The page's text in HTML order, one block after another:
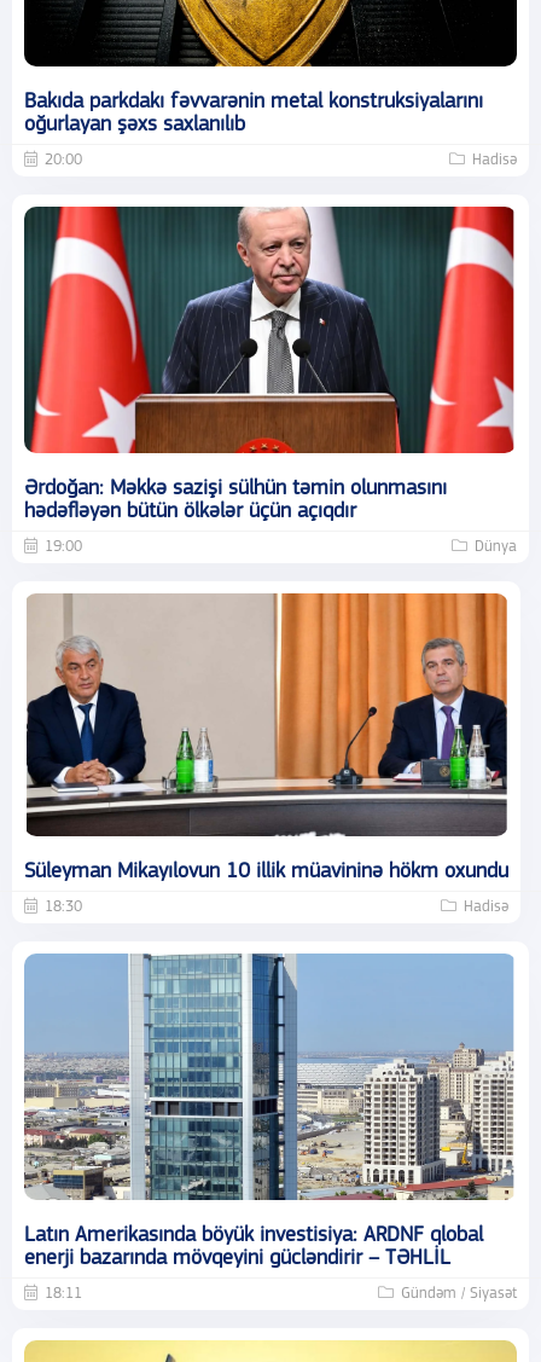
Bakıda parkdakı fəvvarənin metal konstruksiyalarını
oğurlayan şəxs saxlanılıb
20:00 Hadisə
Ərdoğan: Məkkə sazişi sülhün təmin olunmasını
hədəfləyən bütün ölkələr üçün açıqdır
19:00 Dünya
Süleyman Mikayılovun 10 illik müavininə hökm oxundu
18:30 Hadisə
Latın Amerikasında böyük investisiya: ARDNF qlobal
enerji bazarında mövqeyini gücləndirir – TƏHLİL
18:11 Gündəm / Siyasət